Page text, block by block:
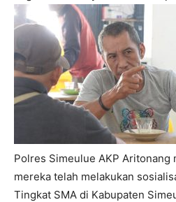
Polres Simeulue AKP Aritonang
mereka telah melakukan
Tingkat SMA di Kabupaten